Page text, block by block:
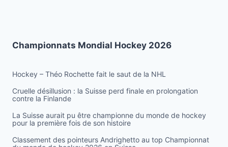
Championnats Mondial Hockey 2026
Hockey – Théo Rochette fait le saut de la NHL
Cruelle désillusion : la Suisse perd finale en prolongation
contre la Finlande
La Suisse aurait pu être championne du monde de hockey
pour la première fois de son histoire
Classement des pointeurs Andrighetto au top Championnat